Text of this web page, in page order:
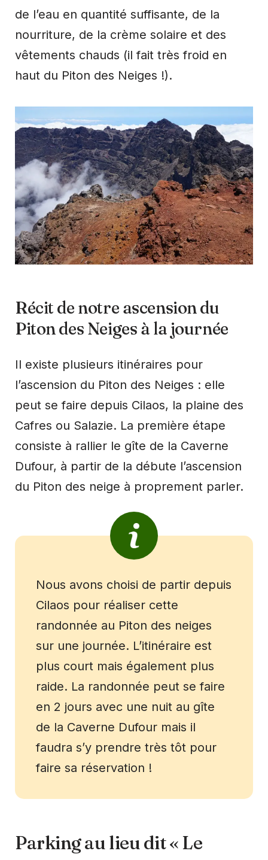
de l’eau en quantité suffisante, de la
nourriture, de la crème solaire et des
vêtements chauds (il fait très froid en
haut du Piton des Neiges !).
Récit de notre ascension du
Piton des Neiges à la journée
Il existe plusieurs itinéraires pour
l’ascension du Piton des Neiges : elle
peut se faire depuis Cilaos, la plaine des
Cafres ou Salazie. La première étape
consiste à rallier le gîte de la Caverne
Dufour, à partir de la débute l’ascension
du Piton des neige à proprement parler.
Nous avons choisi de partir depuis
Cilaos pour réaliser cette
randonnée au Piton des neiges
sur une journée. L’itinéraire est
plus court mais également plus
raide. La randonnée peut se faire
en 2 jours avec une nuit au gîte
de la Caverne Dufour mais il
faudra s’y prendre très tôt pour
faire sa réservation !
Parking au lieu dit « Le